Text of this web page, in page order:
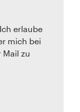
erlaube
mich bei
Mail zu